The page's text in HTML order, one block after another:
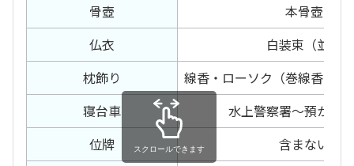
骨壺
本骨壺
仏衣
白装束（並）
枕飾り
線香・ローソク（巻線香・電
寝台車
水上警察署〜預かり
位牌
含まない
スクロールできます